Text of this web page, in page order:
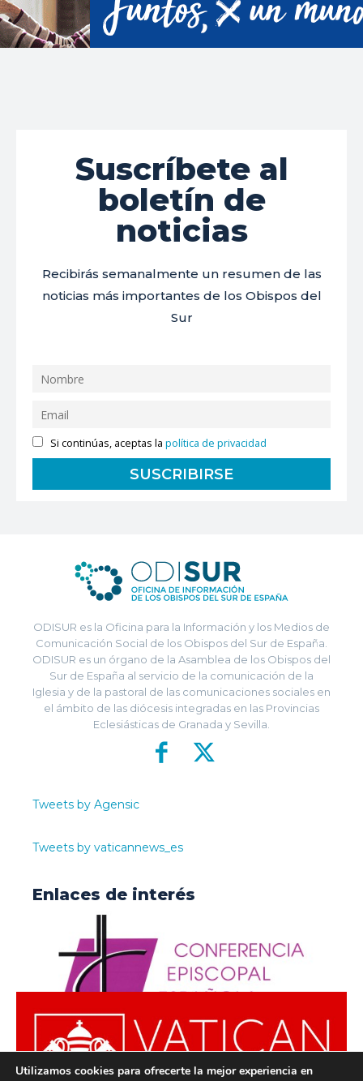
Suscríbete al
boletín de
noticias
Recibirás semanalmente un resumen de las
noticias más importantes de los Obispos del
Sur
Si continúas, aceptas lapolítica de privacidad
ODISUR es la Oficina para la Información y los Medios de
Comunicación Social de los Obispos del Sur de España.
ODISUR es un órgano de la Asamblea de los Obispos del
Sur de España al servicio de la comunicación de la
Iglesia y de la pastoral de las comunicaciones sociales en
el ámbito de las diócesis integradas en las Provincias
Eclesiásticas de Granada y Sevilla.
Tweets by Agensic
Tweets by vaticannews_es
Enlaces de interés
Utilizamos cookies para ofrecerte la mejor experiencia en